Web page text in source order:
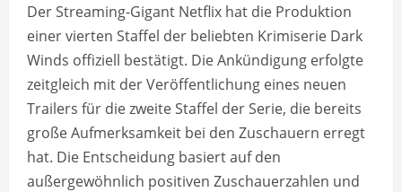
Der Streaming-Gigant Netflix hat die Produktion
einer vierten Staffel der beliebten Krimiserie Dark
Winds offiziell bestätigt. Die Ankündigung erfolgte
zeitgleich mit der Veröffentlichung eines neuen
Trailers für die zweite Staffel der Serie, die bereits
große Aufmerksamkeit bei den Zuschauern erregt
hat. Die Entscheidung basiert auf den
außergewöhnlich positiven Zuschauerzahlen und